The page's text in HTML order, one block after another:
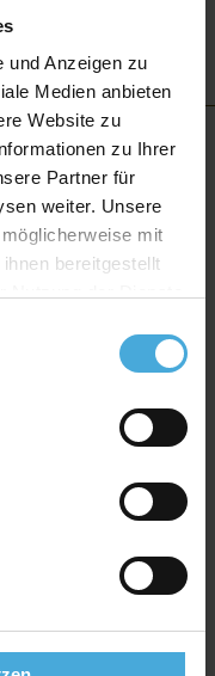
und Anzeigen zu
Medien anbieten
Website zu
zu Ihrer
Partner für
weiter. Unsere
mit
bereitgestellt
wir
gerne
92 50